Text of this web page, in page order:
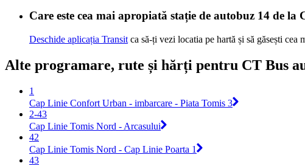
Care este cea mai apropiată stație de autobuz 14 de la
Deschide aplicația Transit ca să-ți vezi locatia pe hartă și să găsești
Alte programare, rute și hărți pentru CT Bus
1
Cap Linie Confort Urban - imbarcare - Piata Tomis 3
2-43
Cap Linie Tomis Nord - Arcasului
42
Cap Linie Tomis Nord - Cap Linie Poarta 1
43